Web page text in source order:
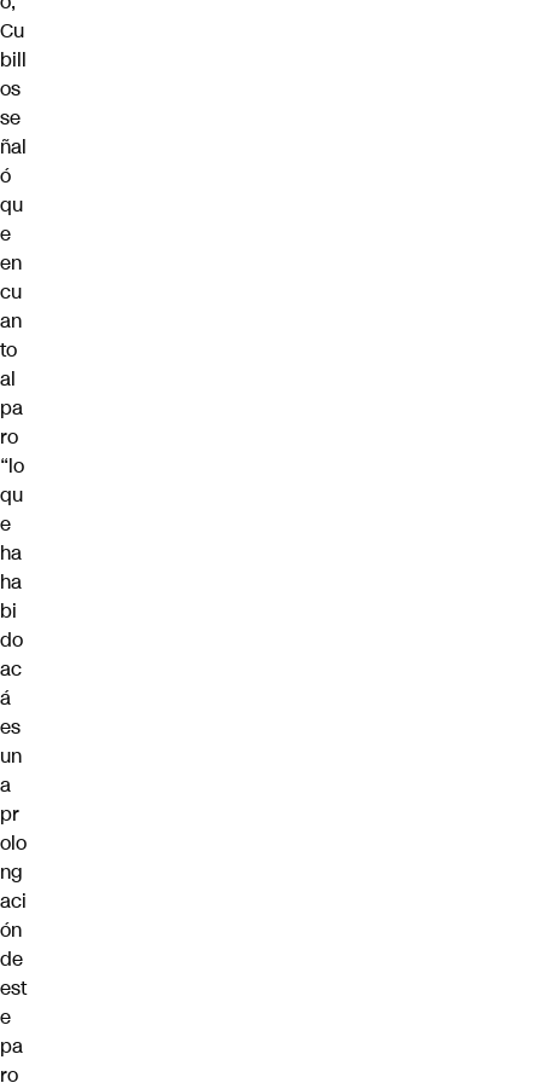
Cu
bill
os
se
ñal
ó
qu
e
en
cu
an
to
al
pa
ro
“lo
qu
e
ha
ha
bi
do
ac
á
es
un
a
pr
olo
ng
aci
ón
de
est
e
pa
ro